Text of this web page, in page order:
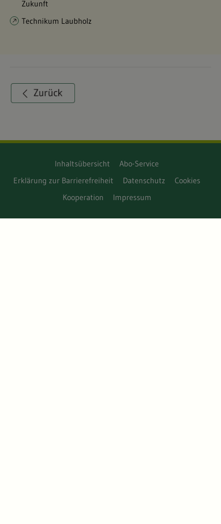
Zukunft
Technikum Laubholz
Inhaltsübersicht
Abo-Service
Erklärung zur Barrierefreiheit
Datenschutz
Cookies
Kooperation
Impressum